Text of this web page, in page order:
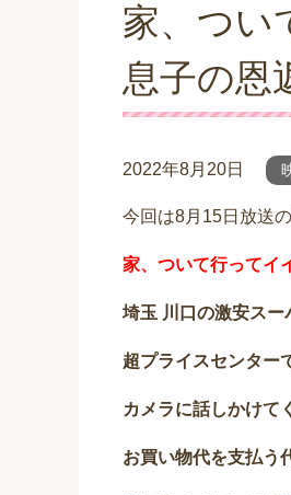
家、つい
息子の恩
2022年8月20日
今回は8月15日放送
家、ついて行ってイ
埼玉 川口の激安スー
超プライスセンター
カメラに話しかけて
お買い物代を支払う